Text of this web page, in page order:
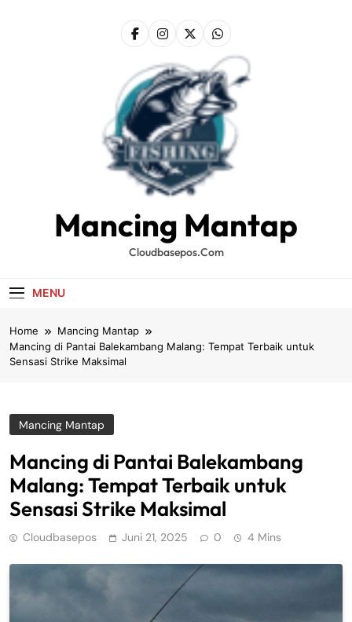
Mancing Mantap
Cloudbasepos.com
MENU
Home
Mancing Mantap
Mancing di Pantai Balekambang Malang: Tempat Terbaik untuk
Sensasi Strike Maksimal
Mancing Mantap
Mancing di Pantai Balekambang
Malang: Tempat Terbaik untuk
Sensasi Strike Maksimal
Cloudbasepos Juni 21, 2025 0 4 Mins